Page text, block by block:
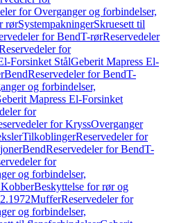
for Overganger og forbindelser,
rørSystempakningerSkruesett til
for BendT-rørReservedeler
for
Forsinket StålGeberit Mapress El-
BendReservedeler for BendT-
og forbindelser,
Mapress El-Forsinket
for
for KryssOverganger
TilkoblingerReservedeler for
BendReservedeler for BendT-
for
og forbindelser,
Beskyttelse for rør og
MufferReservedeler for
og forbindelser,